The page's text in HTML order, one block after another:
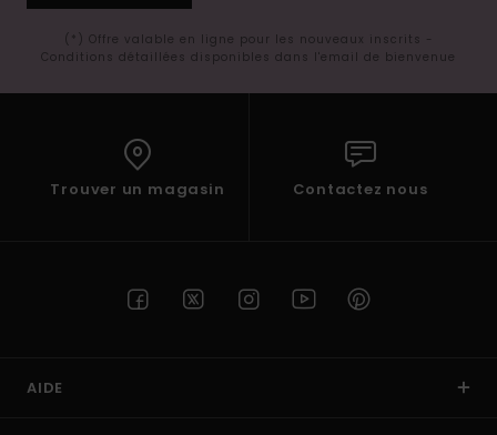
(*) Offre valable en ligne pour les nouveaux inscrits -
Conditions détaillées disponibles dans l'email de bienvenue
Trouver un magasin Contactez nous
AIDE